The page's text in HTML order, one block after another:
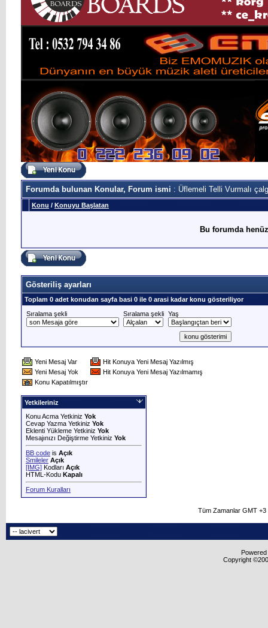
Forumda bulunan Konular, Forum ismi : Üflemeli Telli Vurmalı
Konu / Konuyu Başlatan
Bu forumda
Gösteriliş ayarları
Toplam 0 adet konudan sayfa basi 0 ile 0 arasi kadar konu gösteriliyor
Sıralama şekli
Sıralama şekli Yaş
Yeni Mesaj Var
Hit Konuya Yeni Mesaj Yazılmış
Yeni Mesaj Yok
Hit Konuya Yeni Mesaj Yazılmamış
Konu Kapatılmıştır
Yetkileriniz
Konu Acma Yetkiniz Yok
Cevap Yazma Yetkiniz Yok
Eklenti Yükleme Yetkiniz Yok
Mesajınızı Değiştirme Yetkiniz Yok
BB code is Açık
Smileler Açık
[IMG] Kodları Açık
HTML-Kodu Kapalı
Forum Kuralları
Tüm Zamanlar GMT
Copyright